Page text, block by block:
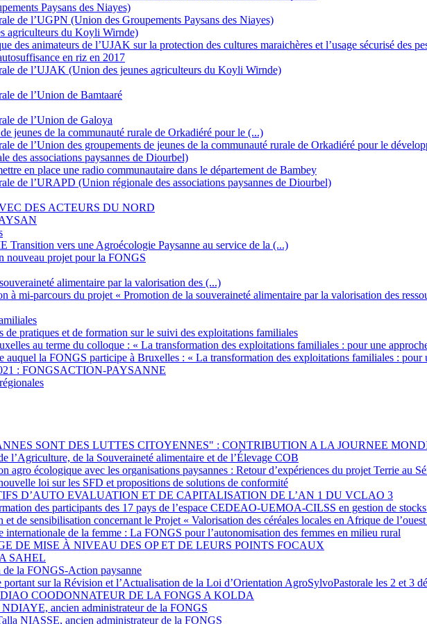
Paysans des Niayes)
de l’UGPN (Union des Groupements Paysans des Niayes)
agriculteurs du Koyli Wirnde)
des animateurs de l’UJAK sur la protection des cultures maraichères et l’usage sécurisé des
en riz en 2017
de l’UJAK (Union des jeunes agriculteurs du Koyli Wirnde)
de l’Union de Bamtaaré
de l’Union de Galoya
jeunes de la communauté rurale de Orkadiéré pour le (...)
de l’Union des groupements de jeunes de la communauté rurale de Orkadiéré pour le
des associations paysannes de Diourbel)
en place une radio communautaire dans le département de Bambey
de l’URAPD (Union régionale des associations paysannes de Diourbel)
DES ACTEURS DU NORD
vers une Agroécologie Paysanne au service de la (...)
nouveau projet pour la FONGS
alimentaire par la valorisation des (...)
à mi-parcours du projet « Promotion de la souveraineté alimentaire par la valorisation des
de pratiques et de formation sur le suivi des exploitations familiales
au terme du colloque : « La transformation des exploitations familiales : pour une
auquel la FONGS participe à Bruxelles : « La transformation des exploitations familiales : pour
: FONGSACTION-PAYSANNE
SONT DES LUTTES CITOYENNES" : CONTRIBUTION A LA JOURNEE
l’Agriculture, de la Souveraineté alimentaire et de l’Élevage COB
agro écologique avec les organisations paysannes : Retour d’expériences du projet Terrie au
loi sur les SFD et propositions de solutions de conformité
D’AUTO EVALUATION ET DE CAPITALISATION DE L’AN 1 DU VCLAO 3
des participants des 17 pays de l’espace CEDEAO-UEMOA-CILSS en gestion de
et de sensibilisation concernant le Projet « Valorisation des céréales locales en Afrique de
internationale de la femme : La FONGS pour l’autonomisation des femmes en milieu rural
DE MISE À NIVEAU DES OP ET DE LEURS POINTS FOCAUX
SAHEL
de la FONGS-Action paysanne
portant sur la Révision et l’Actualisation de la Loi d’Orientation AgroSylvoPastorale les 2 et 3
COODONNATEUR DE LA FONGS A KOLDA
NDIAYE, ancien administrateur de la FONGS
NIASSE, ancien administrateur de la FONGS